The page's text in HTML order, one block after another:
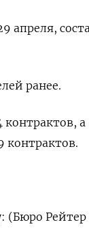
апреля,
ранее.
а
контрактов.
(Бюро Рейтер